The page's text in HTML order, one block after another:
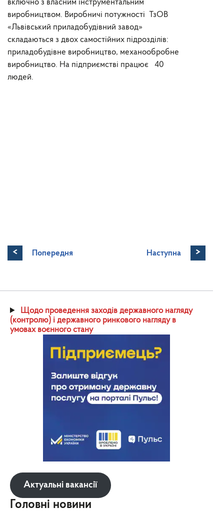
включно з власним інструментальним
виробництвом. Виробничі потужності ТзОВ
«Львівський приладобудівний завод»
складаються з двох самостійних підрозділів:
приладобудівне виробництво, механообробне
виробництво. На підприємстві працює 40
людей.
< Попередня Наступна >
Щодо проведення заходів державного нагляду
(контролю) і державного ринкового нагляду в
умовах воєнного стану
Актуальні вакансії
Головні новини